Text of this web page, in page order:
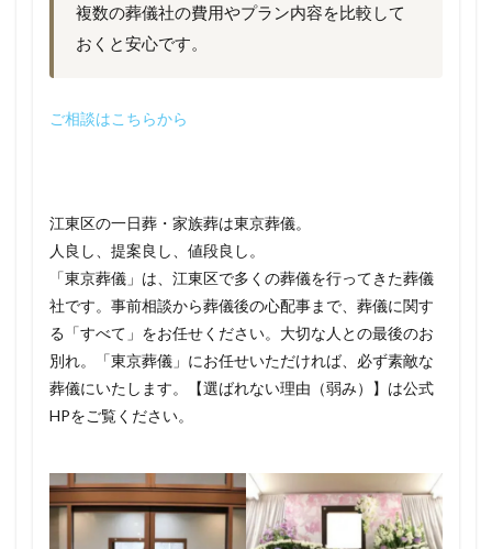
複数の葬儀社の費用やプラン内容を比較して
おくと安心です。
ご相談はこちらから
江東区の一日葬・家族葬は東京葬儀。
人良し、提案良し、値段良し。
「東京葬儀」は、江東区で多くの葬儀を行ってきた葬儀
社です。事前相談から葬儀後の心配事まで、葬儀に関す
る「すべて」をお任せください。大切な人との最後のお
別れ。「東京葬儀」にお任せいただければ、必ず素敵な
葬儀にいたします。【選ばれない理由（弱み）】は公式
HPをご覧ください。